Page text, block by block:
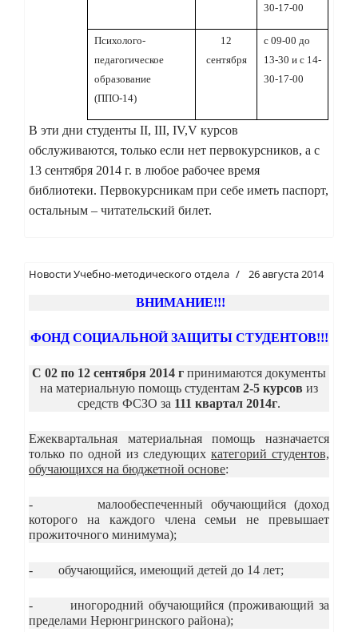
30-17-00
Психолого-
педагогическое
образование
(ППО-14)
12
сентября
с 09-00 до
13-30 и с 14-
30-17-00
В эти дни студенты II, III, IV,V курсов
обслуживаются, только если нет первокурсников, а с
13 сентября 2014 г. в любое рабочее время
библиотеки. Первокурсникам при себе иметь паспорт,
остальным – читательский билет.
Новости Учебно-методического отдела 26 августа 2014
ВНИМАНИЕ!!!
ФОНД СОЦИАЛЬНОЙ ЗАЩИТЫ СТУДЕНТОВ!!!
С 02 по 12 сентября 2014 г принимаются документы
на материальную помощь студентам 2-5 курсов из
средств ФСЗО за 111 квартал 2014г.
Ежеквартальная материальная помощь назначается
только по одной из следующих категорий студентов,
обучающихся на бюджетной основе:
- малообеспеченный обучающийся (доход
которого на каждого члена семьи не превышает
прожиточного минимума);
- обучающийся, имеющий детей до 14 лет;
- иногородний обучающийся (проживающий за
пределами Нерюнгринского района);